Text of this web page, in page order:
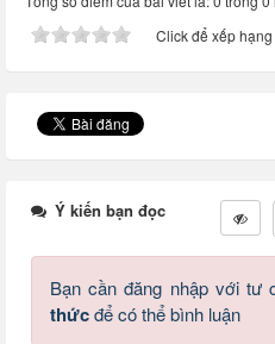
Click để xếp
Ý kiến bạn đọc
Bạn cần đăng nhập với tư
thứcđể có thể bình luận